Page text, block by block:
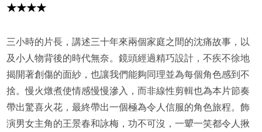
★★★★
三小時的片長，講述三十年來兩個家庭之間的沈痛故事，以
及小人物背後的時代無奈。鏡頭經過精巧設計，不疾不徐地
揭開著創傷的面紗，也讓我們能夠同理並為每個角色感到不
捨。慢火燉煮使情感慢慢滲入，而非線性剪輯也為本片節奏
帶出驚喜火花，最終帶出一個極為令人信服的角色旅程。飾
演男女主角的王景春和詠梅，功不可沒，一顰一笑都令人揪